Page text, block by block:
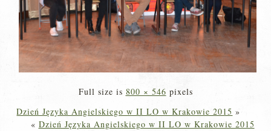
Full size is 800 × 546 pixels
Dzień Języka Angielskiego w II LO w Krakowie 2015 »
« Dzień Języka Angielskiego w II LO w Krakowie 2015